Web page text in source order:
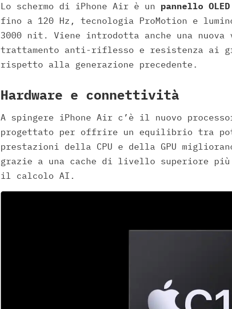
Lo schermo di iPhone Air è un pannello
fino a 120 Hz, tecnologia ProMotion e
3000 nit. Viene introdotta anche una nuova
trattamento anti-riflesso e resistenza
rispetto alla generazione precedente.
Hardware e connettività
A spingere iPhone Air c’è il nuovo
progettato per offrire un equilibrio tra
prestazioni della CPU e della GPU
grazie a una cache di livello superiore
il calcolo AI.